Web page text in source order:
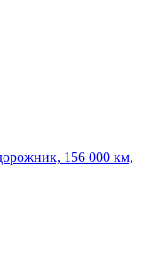
156 000 км,